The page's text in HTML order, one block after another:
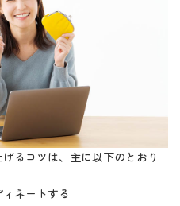
るコツは、主に以下のとおり
ネートする